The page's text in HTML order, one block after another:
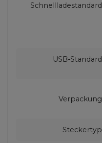
Schnellladestandard
USB-Standard
Verpackung
Steckertyp